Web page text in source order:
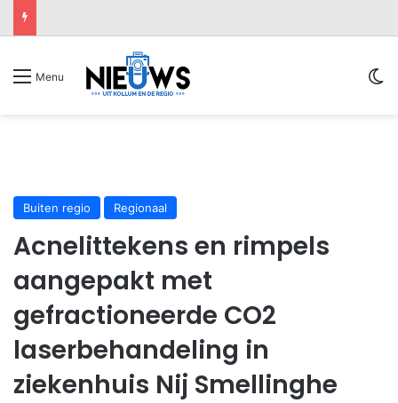
Menu
Buiten regio Regionaal
Acnelittekens en rimpels
aangepakt met
gefractioneerde CO2
laserbehandeling in
ziekenhuis Nij Smellinghe